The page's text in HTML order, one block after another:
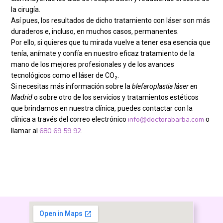
la cirugía.
Así pues, los resultados de dicho tratamiento con láser son más
duraderos e, incluso, en muchos casos, permanentes.
Por ello, si quieres que tu mirada vuelve a tener esa esencia que
tenía, anímate y confía en nuestro eficaz tratamiento de la
mano de los mejores profesionales y de los avances
tecnológicos como el láser de CO₂.
Si necesitas más información sobre lablefaroplastia láser en
Madrido sobre otro de los servicios y tratamientos estéticos
que brindamos en nuestra clínica, puedes contactar con la
clínica a través del correo electrónicoinfo@doctorabarba.com o
llamar al 680 69 59 92